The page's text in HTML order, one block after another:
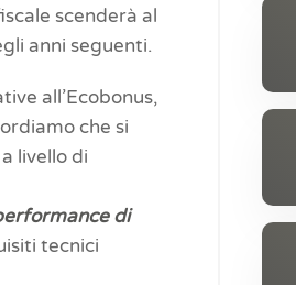
scenderà al
anni seguenti.
all’Ecobonus,
che si
a livello di
di
tecnici